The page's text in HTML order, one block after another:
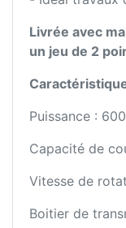
Livrée avec
un jeu de 2
Puissance :
Capacité de
Vitesse de
Boitier de